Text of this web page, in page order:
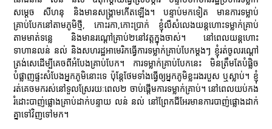
សម្ដេច សីហនុ និងមានសង្រ្គាមកើតឡើង។ បន្ទាប់មកទៀត មានការទម្លាប់
គ្រាប់បែកនៅតាមភូមិថ្មី, កោះរកា,កោះប្រាក់ ខ្ញុំលឺសំលេងយន្ដហោះទម្លាក់គ្រាប់
តាមមាត់ទន្លេ និងមានរណ្ដៅគ្រាប់២នៅវត្តក្នុងចាស់។ នៅពេលយន្ដហោះ
ទាហានលន់ នល់ និងសហរដ្ឋអាមេរិកធ្វើការទម្លាក់គ្រាប់បែកម្ដងៗ ខ្ញុំរត់ចូលរណ្ដៅ
ត្រង់សេដើម្បីគេចពីអំបែងគ្រាប់បែក។ ការទម្លាក់គ្រាប់បែកនេះ មិនត្រឹមតែបំផ្លិច
បំផ្លាញផ្ទះសំបែងអ្នកភូមិនោះទេ ប៉ុន្តែថែមទាំងធ្វើឲ្យអ្នកភូមិខ្លះរងរបួស ឬស្លាប់។ ខ្ញុំ
រត់គេចមករស់នៅទួលស្រែរយៈពេល២ ចាប់ផ្ដើមការទម្លាក់គ្រាប់។ នៅពេលយប់កង
រំដោះបាញ់ផ្លោងគ្រាប់ដាក់បន្ទាយ លន់ នល់ នៅព្រែកជីអែរមានការបាញ់ផ្លោងដាក់
គ្នាទៅវិញទៅមក។